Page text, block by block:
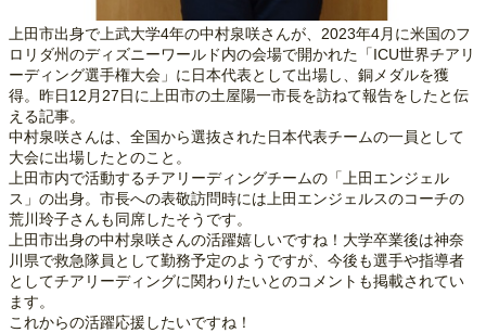
上田市出身で上武大学4年の中村泉咲さんが、2023年4月に米国のフ
ロリダ州のディズニーワールド内の会場で開かれた「ICU世界チアリ
ーディング選手権大会」に日本代表として出場し、銅メダルを獲
得。昨日12月27日に上田市の土屋陽一市長を訪ねて報告をしたと伝
える記事。
中村泉咲さんは、全国から選抜された日本代表チームの一員として
大会に出場したとのこと。
上田市内で活動するチアリーディングチームの「上田エンジェル
ス」の出身。市長への表敬訪問時には上田エンジェルスのコーチの
荒川玲子さんも同席したそうです。
上田市出身の中村泉咲さんの活躍嬉しいですね！大学卒業後は神奈
川県で救急隊員として勤務予定のようですが、今後も選手や指導者
としてチアリーディングに関わりたいとのコメントも掲載されてい
ます。
これからの活躍応援したいですね！